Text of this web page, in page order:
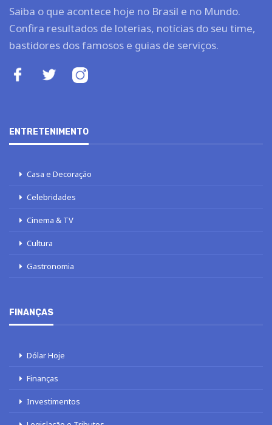
Saiba o que acontece hoje no Brasil e no Mundo.
Confira resultados de loterias, notícias do seu time,
bastidores dos famosos e guias de serviços.
ENTRETENIMENTO
Casa e Decoração
Celebridades
Cinema & TV
Cultura
Gastronomia
FINANÇAS
Dólar Hoje
Finanças
Investimentos